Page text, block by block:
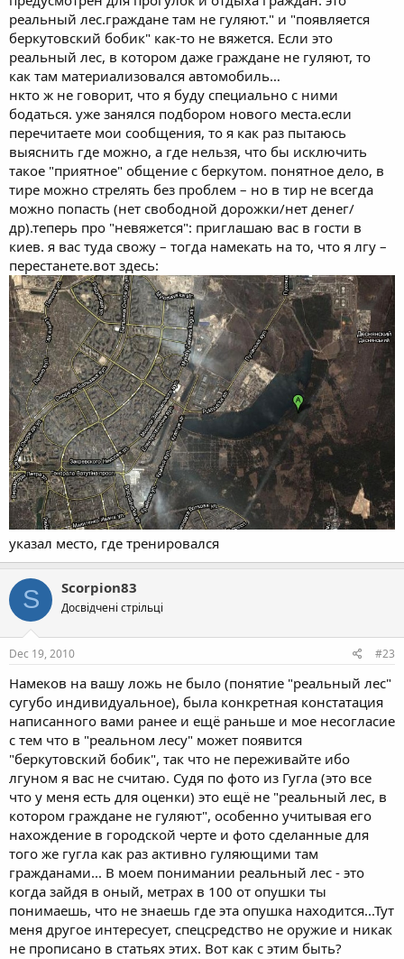
реальный лес.граждане там не гуляют." и "появляется
беркутовский бобик" как-то не вяжется. Если это
реальный лес, в котором даже граждане не гуляют, то
как там материализовался автомобиль…
нкто ж не говорит, что я буду специально с ними
бодаться. уже занялся подбором нового места.если
перечитаете мои сообщения, то я как раз пытаюсь
выяснить где можно, а где нельзя, что бы исключить
такое "приятное" общение с беркутом. понятное дело, в
тире можно стрелять без проблем – но в тир не всегда
можно попасть (нет свободной дорожки/нет денег/
др).теперь про "невяжется": приглашаю вас в гости в
киев. я вас туда свожу – тогда намекать на то, что я лгу –
перестанете.вот здесь:
указал место, где тренировался
S Scorpion83
Досвідчені стрільці
Dec 19, 2010 #23
Намеков на вашу ложь не было (понятие "реальный лес"
сугубо индивидуальное), была конкретная констатация
написанного вами ранее и ещё раньше и мое несогласие
с тем что в "реальном лесу" может появится
"беркутовский бобик", так что не переживайте ибо
лгуном я вас не считаю. Судя по фото из Гугла (это все
что у меня есть для оценки) это ещё не "реальный лес, в
котором граждане не гуляют", особенно учитывая его
нахождение в городской черте и фото сделанные для
того же гугла как раз активно гуляющими там
гражданами... В моем понимании реальный лес - это
когда зайдя в оный, метрах в 100 от опушки ты
понимаешь, что не знаешь где эта опушка находится...Тут
меня другое интересует, спецсредство не оружие и никак
не прописано в статьях этих. Вот как с этим быть?